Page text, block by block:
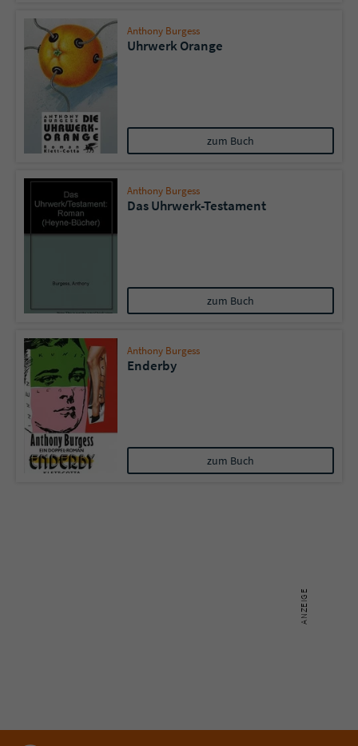
Anthony Burgess
Uhrwerk Orange
zum Buch
Anthony Burgess
Das Uhrwerk-Testament
zum Buch
Anthony Burgess
Enderby
zum Buch